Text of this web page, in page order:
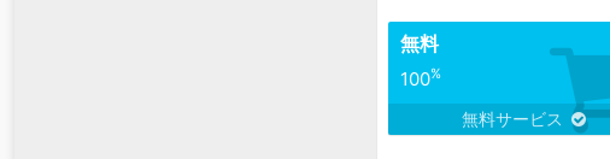
無料
100%
無料サービス